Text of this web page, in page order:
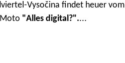
Vysočina findet heuer
"Alles digital?"....